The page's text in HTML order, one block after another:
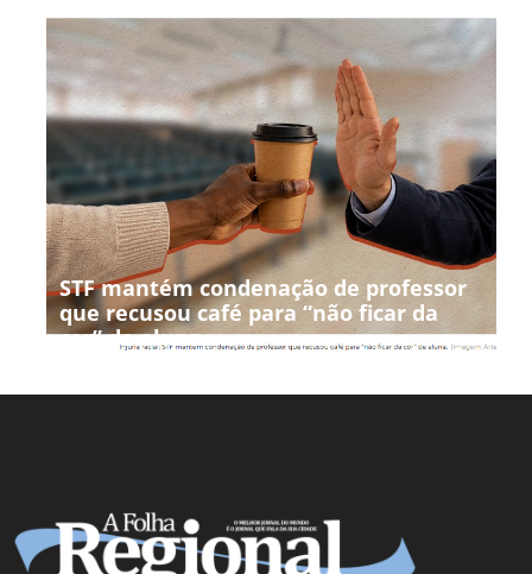
STF mantém condenação de professor
que recusou café para “não ficar da
cor” de aluna